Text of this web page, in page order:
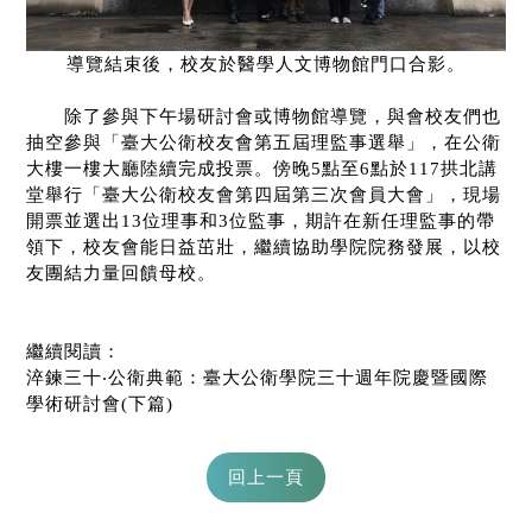
導覽結束後，校友於醫學人文博物館門口合影。
除了參與下午場研討會或博物館導覽，與會校友們也
抽空參與「臺大公衛校友會第五屆理監事選舉」，在公衛
大樓一樓大廳陸續完成投票。傍晚5點至6點於117拱北講
堂舉行「臺大公衛校友會第四屆第三次會員大會」，現場
開票並選出 13位理事和3位監事，期許在新任理監事的帶
領下，校友會能日益茁壯，繼續協助學院院務發展，以校
友團結力量回饋母校。
繼續閱讀：
淬鍊三十‧公衛典範：臺大公衛學院三十週年院慶暨國際
學術研討會(下篇)